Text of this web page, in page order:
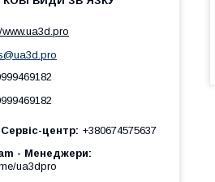
центр
+380674575637
- Менеджери
ua3dpro